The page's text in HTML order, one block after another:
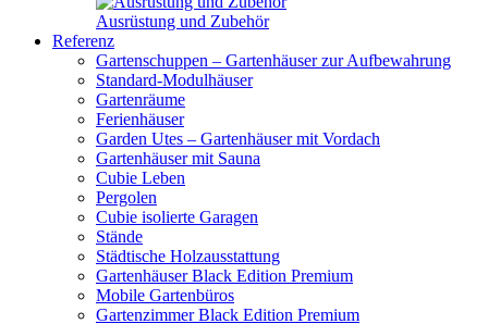
Ausrüstung und Zubehör
Referenz
Gartenschuppen – Gartenhäuser zur Aufbewahrung
Standard-Modulhäuser
Gartenräume
Ferienhäuser
Garden Utes – Gartenhäuser mit Vordach
Gartenhäuser mit Sauna
Cubie Leben
Pergolen
Cubie isolierte Garagen
Stände
Städtische Holzausstattung
Gartenhäuser Black Edition Premium
Mobile Gartenbüros
Gartenzimmer Black Edition Premium